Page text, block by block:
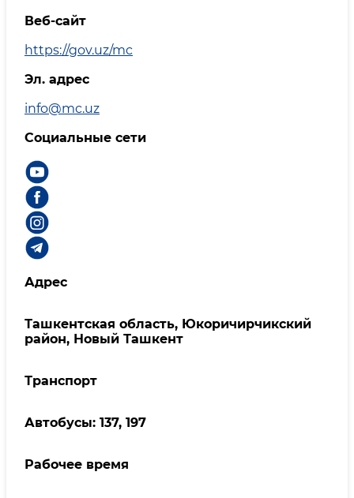
Веб-сайт
https://gov.uz/mc
Эл. адрес
info@mc.uz
Социальные сети
Адрес
Ташкентская область, Юкоричирчикский
район, Новый Ташкент
Транспорт
Автобусы: 137, 197
Рабочее время